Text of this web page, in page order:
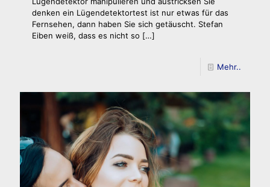
denken ein Lügendetektortest ist nur etwas für das
Fernsehen, dann haben Sie sich getäuscht. Stefan
Eiben weiß, dass es nicht so […]
Mehr..